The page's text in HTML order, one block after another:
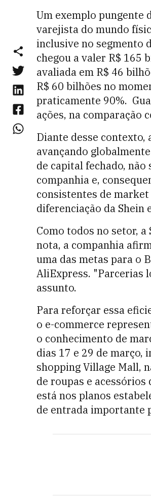
Um exemplo pungente
varejista do mundo
inclusive no segmento
chegou a valer R$ 165
avaliada em R$ 46
R$ 60 bilhões no
praticamente 90%.
ações, na comparação
Diante desse contexto,
avançando
de capital fechado,
companhia e,
consistentes de
diferenciação da Shein
Como todos no setor,
nota, a companhia
uma das metas para o
AliExpress. "Parcerias
assunto.
Para reforçar essa
o e-commerce
o conhecimento de
dias 17 e 29 de março,
shopping Village Mall,
de roupas e acessórios
está nos planos
de entrada importante